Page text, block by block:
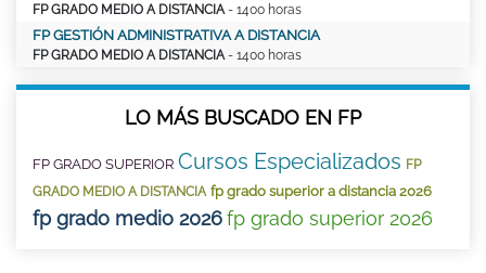
FP GRADO MEDIO A DISTANCIA- 1400 horas
FP GESTIÓN ADMINISTRATIVA A DISTANCIA
FP GRADO MEDIO A DISTANCIA- 1400 horas
LO MÁS BUSCADO EN FP
FP GRADO SUPERIOR Cursos Especializados FP
GRADO MEDIO A DISTANCIA fp grado superior a distancia 2026
fp grado medio 2026fp grado superior 2026